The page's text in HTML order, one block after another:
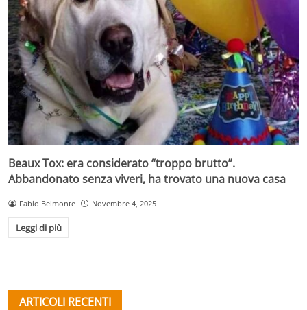
Beaux Tox: era considerato “troppo brutto”.
Abbandonato senza viveri, ha trovato una nuova casa
Fabio Belmonte Novembre 4, 2025
Leggi di più
ARTICOLI RECENTI